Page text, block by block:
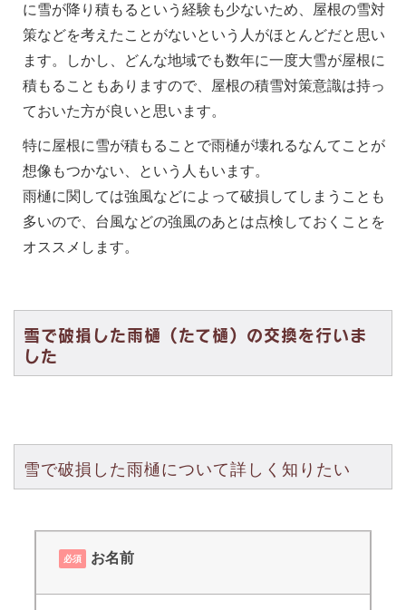
に雪が降り積もるという経験も少ないため、屋根の雪対
策などを考えたことがないという人がほとんどだと思い
ます。しかし、どんな地域でも数年に一度大雪が屋根に
積もることもありますので、屋根の積雪対策意識は持っ
ておいた方が良いと思います。
特に屋根に雪が積もることで雨樋が壊れるなんてことが
想像もつかない、という人もいます。
雨樋に関しては強風などによって破損してしまうことも
多いので、台風などの強風のあとは点検しておくことを
オススメします。
雪で破損した雨樋（たて樋）の交換を行いま
した
雪で破損した雨樋について詳しく知りたい
必須 お名前